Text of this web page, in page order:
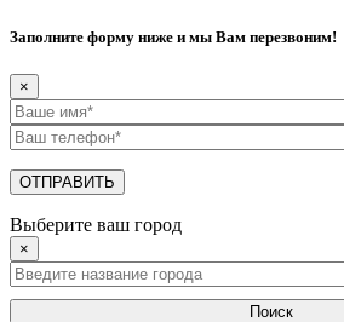
Заполните форму ниже и мы Вам перезвоним!
×
Выберите ваш город
×
Поиск